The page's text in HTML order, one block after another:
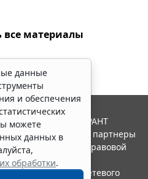
все материалы
данные
и обеспечения
можете
данных в
обработки.
2026. Система ГАРАНТ
"Гарант" и ее партнеры
ассоциации правовой
в качестве сетевого